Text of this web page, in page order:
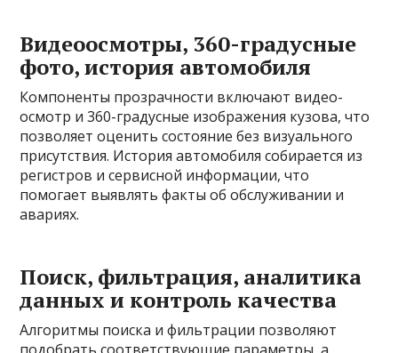
Видеоосмотры, 360-градусные
фото, история автомобиля
Компоненты прозрачности включают видео-
осмотр и 360-градусные изображения кузова, что
позволяет оценить состояние без визуального
присутствия. История автомобиля собирается из
регистров и сервисной информации, что
помогает выявлять факты об обслуживании и
авариях.
Поиск, фильтрация, аналитика
данных и контроль качества
Алгоритмы поиска и фильтрации позволяют